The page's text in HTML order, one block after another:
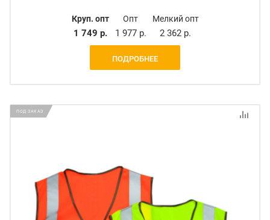
Круп. опт
1 749 р.
Опт
1 977 р.
Мелкий опт
2 362 р.
ПОДРОБНЕЕ
ПОД ЗАКАЗ